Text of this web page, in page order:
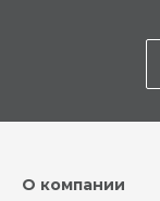
О компании